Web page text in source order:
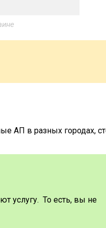
АП в разных городах,
услугу. То есть, вы не